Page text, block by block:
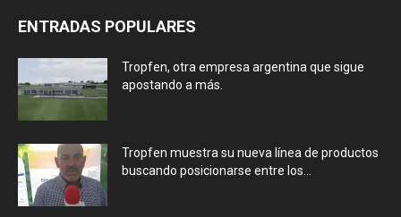
ENTRADAS POPULARES
Tropfen, otra empresa argentina que sigue
apostando a más.
Tropfen muestra su nueva línea de productos
buscando posicionarse entre los...